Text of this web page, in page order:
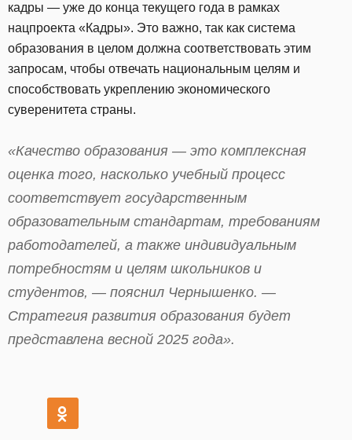
кадры — уже до конца текущего года в рамках
нацпроекта «Кадры». Это важно, так как система
образования в целом должна соответствовать этим
запросам, чтобы отвечать национальным целям и
способствовать укреплению экономического
суверенитета страны.
«Качество образования — это комплексная
оценка того, насколько учебный процесс
соответствует государственным
образовательным стандартам, требованиям
работодателей, а также индивидуальным
потребностям и целям школьников и
студентов, — пояснил Чернышенко. —
Стратегия развития образования будет
представлена весной 2025 года».